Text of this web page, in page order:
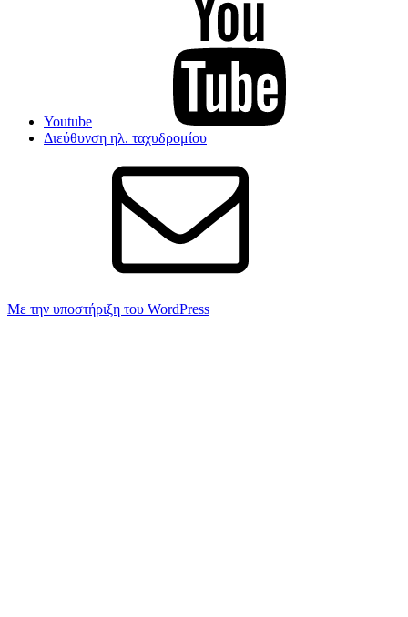
Youtube
Διεύθυνση ηλ. ταχυδρομίου
Με την υποστήριξη του WordPress